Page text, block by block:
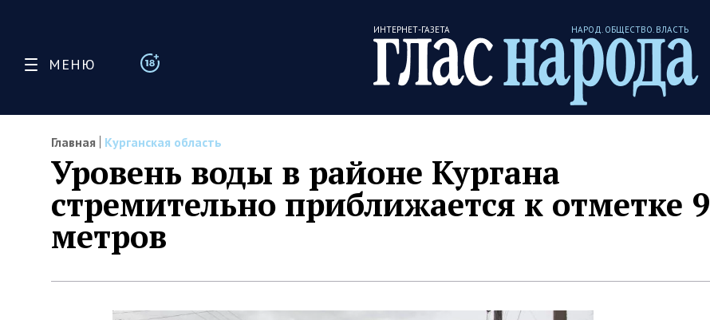
МЕНЮ
ИНТЕРНЕТ-ГАЗЕТА НАРОД. ОБЩЕСТВО. ВЛАСТЬ
Главная Курганская область
Уровень воды в районе Кургана
стремительно приближается к отметке 9
метров